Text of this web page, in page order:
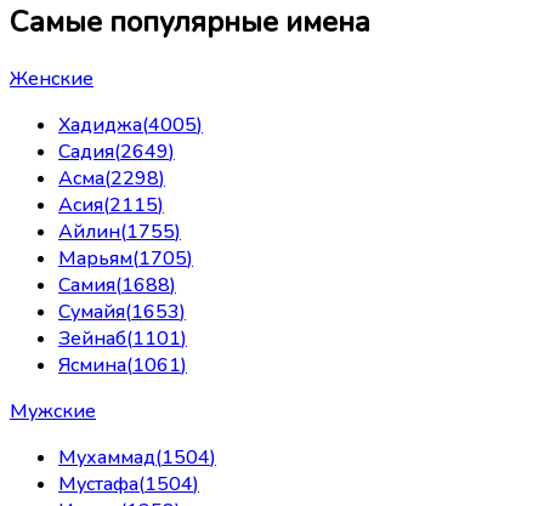
Самые популярные имена
Женские
Хадиджа(4005)
Садия(2649)
Асма(2298)
Асия(2115)
Айлин(1755)
Марьям(1705)
Самия(1688)
Сумайя(1653)
Зейнаб(1101)
Ясмина(1061)
Мужские
Мухаммад(1504)
Мустафа(1504)